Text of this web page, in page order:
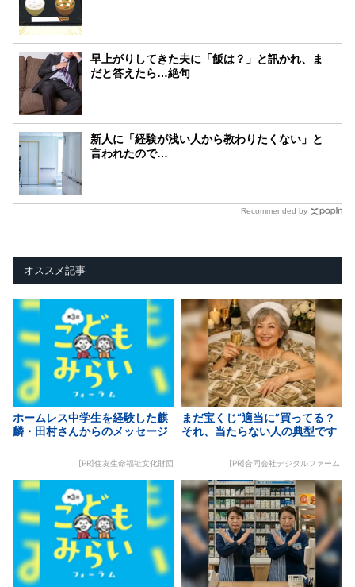
早上がりしてきた夫に「飯は？」と訊かれ、ま
だと答えたら…絶句
新人に「経験が浅い人から教わりたくない」と
言われたので…
Recommended by
オススメ記事
ホームレス中学生を経験した麒
麟・田村さんからのメッセージ
[PR]住友生命福祉文化財団
まだ宝くじ“適当に”買ってる？
それ、当たらない人の典型です
[PR]合同会社デジタルファーム